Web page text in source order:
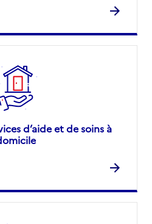
d’aide et de soins à